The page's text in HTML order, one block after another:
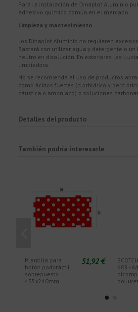
Para la instalación de Dinaplot Aluminio
adhesivo químico común en el mercado.
Limpieza y mantenimiento
Los Dinaplot Aluminio no requieren
Bastará con utilizar agua y detergente o
neutro en disolución. En exteriores las
limpiadora.
No se recomienda el uso de productos
como ácidos fuertes (clorhídrico y
cáustica o amoniaco) o soluciones
Detalles del producto
También podría interesarle
Plantilla para
botón podotáctil
sobrepuesto
435x240mm
51,92 €
609 -